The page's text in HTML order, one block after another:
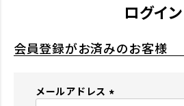
ログイン
会員登録がお済みのお客様
メールアドレス